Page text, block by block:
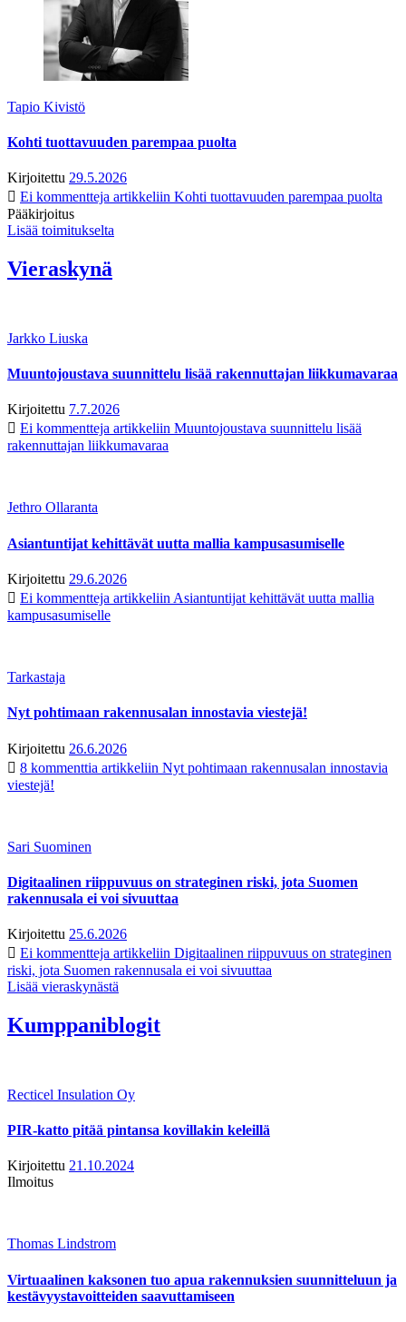
Tapio Kivistö
Kohti tuottavuuden parempaa puolta
Kirjoitettu 29.5.2026
Ei kommentteja artikkeliin Kohti tuottavuuden parempaa puolta
Pääkirjoitus
Lisää toimitukselta
Vieraskynä
Jarkko Liuska
Muuntojoustava suunnittelu lisää rakennuttajan liikkumavaraa
Kirjoitettu 7.7.2026
Ei kommentteja artikkeliin Muuntojoustava suunnittelu lisää
rakennuttajan liikkumavaraa
Jethro Ollaranta
Asiantuntijat kehittävät uutta mallia kampusasumiselle
Kirjoitettu 29.6.2026
Ei kommentteja artikkeliin Asiantuntijat kehittävät uutta mallia
kampusasumiselle
Tarkastaja
Nyt pohtimaan rakennusalan innostavia viestejä!
Kirjoitettu 26.6.2026
8 kommenttia artikkeliin Nyt pohtimaan rakennusalan innostavia
viestejä!
Sari Suominen
Digitaalinen riippuvuus on strateginen riski, jota Suomen
rakennusala ei voi sivuuttaa
Kirjoitettu 25.6.2026
Ei kommentteja artikkeliin Digitaalinen riippuvuus on strateginen
riski, jota Suomen rakennusala ei voi sivuuttaa
Lisää vieraskynästä
Kumppaniblogit
Recticel Insulation Oy
PIR-katto pitää pintansa kovillakin keleillä
Kirjoitettu 21.10.2024
Ilmoitus
Thomas Lindstrom
Virtuaalinen kaksonen tuo apua rakennuksien suunnitteluun ja
kestävyystavoitteiden saavuttamiseen